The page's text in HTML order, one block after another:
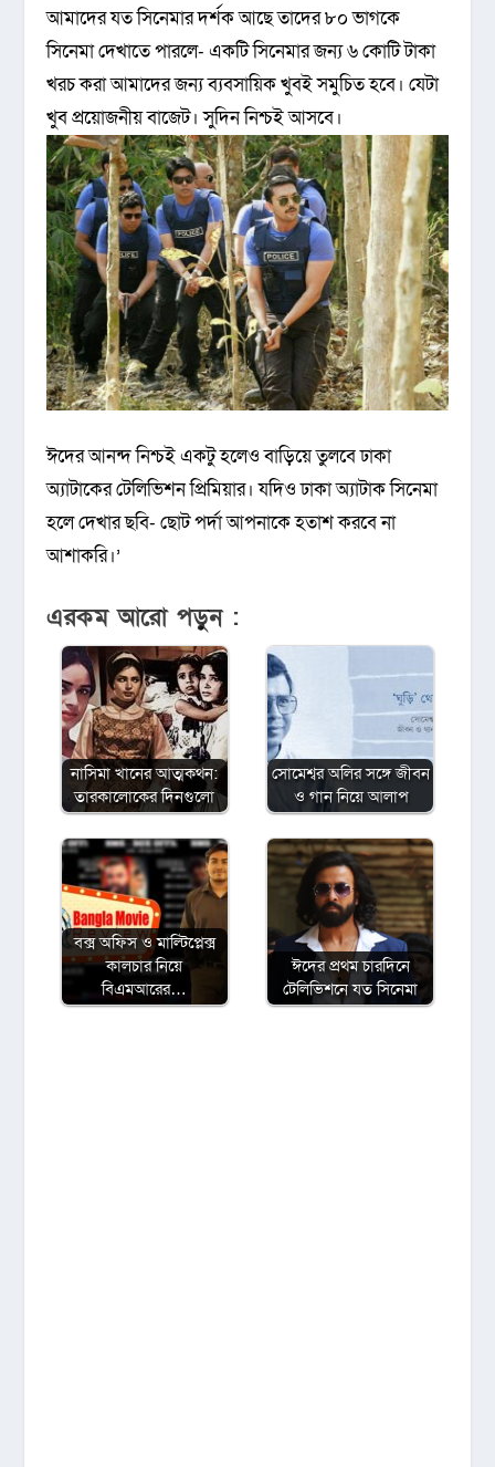
আমাদের যত সিনেমার দর্শক আছে তাদের ৮০ ভাগকে
সিনেমা দেখাতে পারলে- একটি সিনেমার জন্য ৬ কোটি টাকা
খরচ করা আমাদের জন্য ব্যবসায়িক খুবই সমুচিত হবে। যেটা
খুব প্রয়োজনীয় বাজেট। সুদিন নিশ্চই আসবে।
ঈদের আনন্দ নিশ্চই একটু হলেও বাড়িয়ে তুলবে ঢাকা
অ্যাটাকের টেলিভিশন প্রিমিয়ার। যদিও ঢাকা অ্যাটাক সিনেমা
হলে দেখার ছবি- ছোট পর্দা আপনাকে হতাশ করবে না
আশাকরি।’
এরকম আরো পড়ুন :
নাসিমা খানের আত্মকথন:
তারকালোকের দিনগুলো
সোমেশ্বর অলির সঙ্গে জীবন
ও গান নিয়ে আলাপ
বক্স অফিস ও মাল্টিপ্লেক্স
কালচার নিয়ে
বিএমআরের…
ঈদের প্রথম চারদিনে
টেলিভিশনে যত সিনেমা